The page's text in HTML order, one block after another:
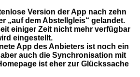
Version der App nach zehn
„auf dem Abstellgleis“ gelandet.
einiger Zeit nicht mehr verfügbar
eingestellt.
App des Anbieters ist noch ein
auch die Synchronisation mit
ist eher zur Glückssache